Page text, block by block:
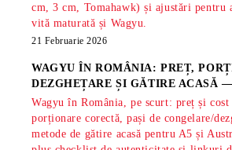
cm, 3 cm, Tomahawk) și ajustări pentru
vită maturată și Wagyu.
21 Februarie 2026
WAGYU ÎN ROMÂNIA: PREȚ,
DEZGHEȚARE ȘI GĂTIRE ACASĂ
Wagyu în România, pe scurt: preț și cost
porționare corectă, pași de congelare/
metode de gătire acasă pentru A5 și